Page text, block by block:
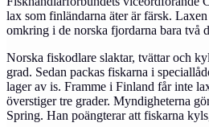
lax som finländarna äter är färsk.
omkring i de norska fjordarna bara två
Norska fiskodlare slaktar, tvättar och
grad. Sedan packas fiskarna i
lager av is. Framme i Finland får inte
överstiger tre grader. Myndigheterna
Spring. Han poängterar att fiskarna